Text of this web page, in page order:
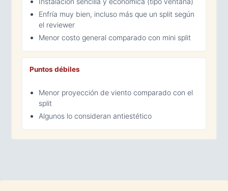
Enfría muy bien, incluso más que un split según
el reviewer
Menor costo general comparado con mini split
Puntos débiles
Menor proyección de viento comparado con el
split
Algunos lo consideran antiestético